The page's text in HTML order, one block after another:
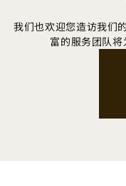
我们也欢迎您造访我们
富的服务团队将